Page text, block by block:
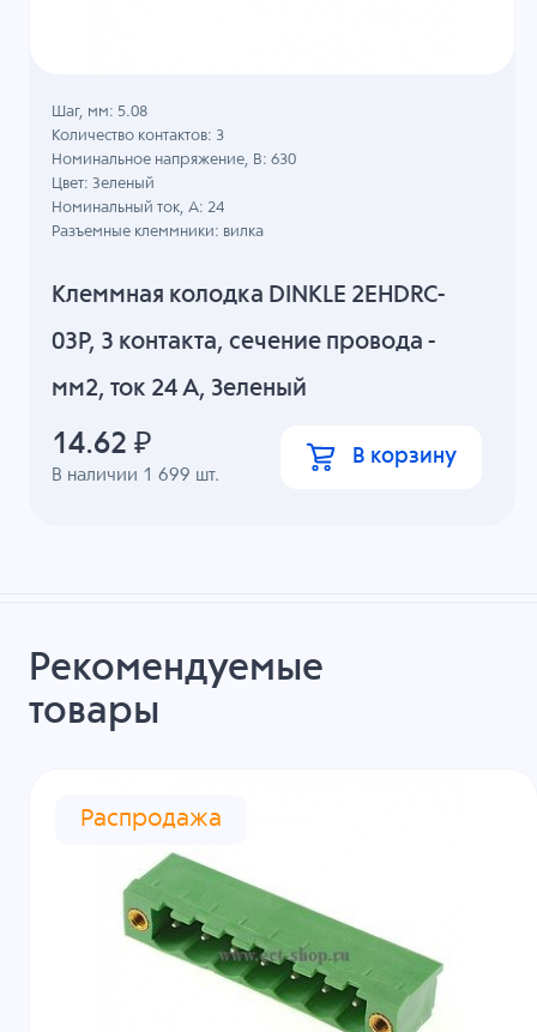
Клеммная колодка DINKLE 2EHDRC-
03P, 3 контакта, сечение провода -
мм2, ток 24 A, Зеленый
В наличии 1 699 шт.
Шаг, мм: 5.08
Количество контактов: 3
Номинальное напряжение, B: 630
Цвет: Зеленый
Номинальный ток, А: 24
Разъемные клеммники: вилка
14.62 ₽ В корзину
Рекомендуемые
товары
Распродажа